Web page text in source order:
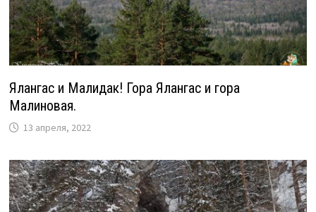
Ялангас и Малидак! Гора Ялангас и гора
Малиновая.
13 апреля, 2022